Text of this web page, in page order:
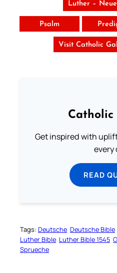
Luther –
Psalm
Visit Catholic
Catholic
Get inspired with
every
READ
Tags: Deutsche Deutsche Bible
Luther Bible Luther Bible 1545
Sprueche